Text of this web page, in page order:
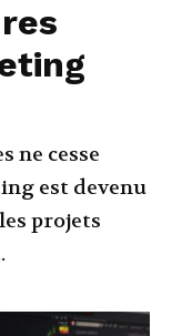
ne cesse
est devenu
projets